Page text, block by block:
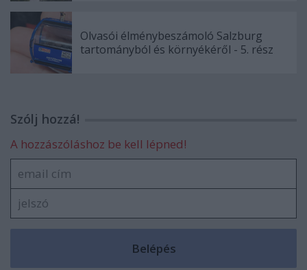
Olvasói élménybeszámoló Salzburg
tartományból és környékéről - 5. rész
Szólj hozzá!
A hozzászóláshoz be kell lépned!